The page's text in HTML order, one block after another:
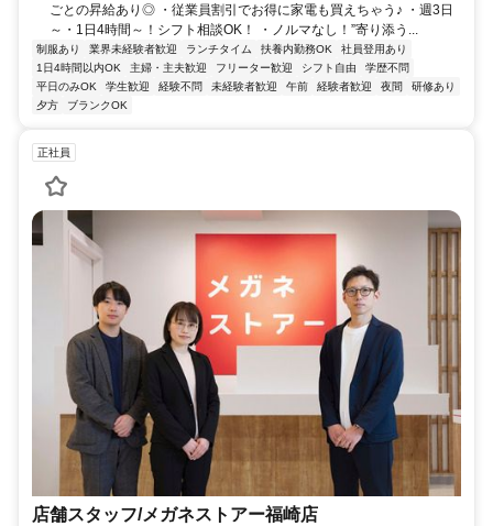
ごとの昇給あり◎ ・従業員割引でお得に家電も買えちゃう♪ ・週3日
～・1日4時間～！シフト相談OK！ ・ノルマなし！”寄り添う...
制服あり 業界未経験者歓迎 ランチタイム 扶養内勤務OK
社員登用あり
1日4時間以内OK
主婦・主夫歓迎 フリーター歓迎 シフト自由
学歴不問
平日のみOK
学生歓迎 経験不問 未経験者歓迎 午前 経験者歓迎 夜間
研修あり
夕方
ブランクOK
正社員
店舗スタッフ/メガネストアー福崎店